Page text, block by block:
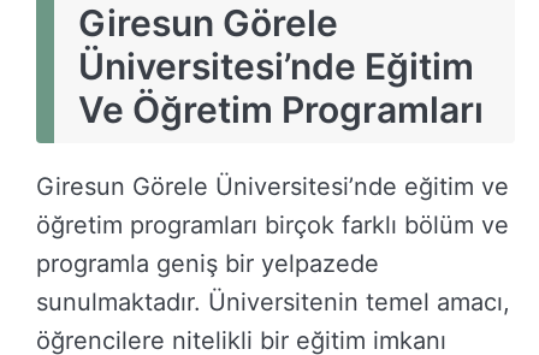
Giresun Görele
Üniversitesi’nde Eğitim
Ve Öğretim Programları
Giresun Görele Üniversitesi’nde eğitim ve
öğretim programları birçok farklı bölüm ve
programla geniş bir yelpazede
sunulmaktadır. Üniversitenin temel amacı,
öğrencilere nitelikli bir eğitim imkanı